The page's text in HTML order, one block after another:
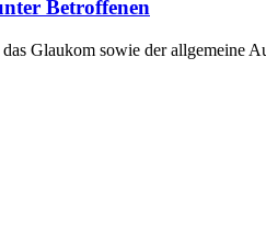
Betroffenen
Glaukom sowie der allgemeine